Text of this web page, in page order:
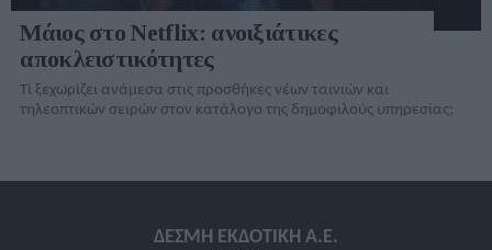
Μάιος στο Netflix: ανοιξιάτικες
αποκλειστικότητες
Τί ξεχωρίζει ανάμεσα στις προσθήκες νέων ταινιών και
τηλεοπτικών σειρών στον κατάλογo της δημοφιλούς υπηρεσίας;
ΔΕΣΜΗ ΕΚΔΟΤΙΚΗ A.E.